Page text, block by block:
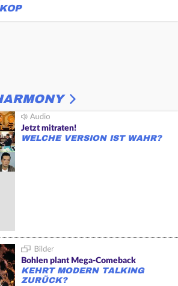
Jetzt mitraten!
WELCHE VERSION IST WAHR?
Bohlen plant Mega-Comeback
KEHRT MODERN TALKING
ZURÜCK?